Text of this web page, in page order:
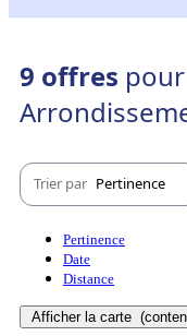
9 offres
Trier par Pertinence
Pertinence
Date
Distance
Afficher la carte